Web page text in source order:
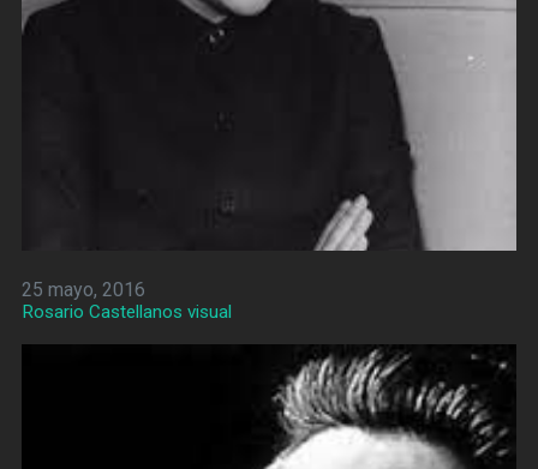
25 mayo, 2016
Rosario Castellanos visual